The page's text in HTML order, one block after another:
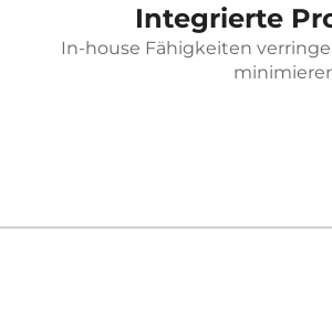
Integrierte
In-house Fähigkeiten